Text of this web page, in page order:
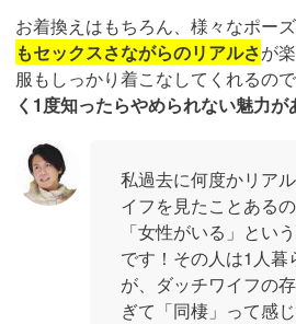
お着換えはもちろん、様々なポー
もセックスさながらのリアルさが
服もしっかり着こなしてくれるので
く1度知ったらやめられない魅力
私過去に何度かリア
イフを見たことある
「女性がいる」とい
です！その人は1人暮
が、ダッチワイフの
ぎて「同棲」って感じ